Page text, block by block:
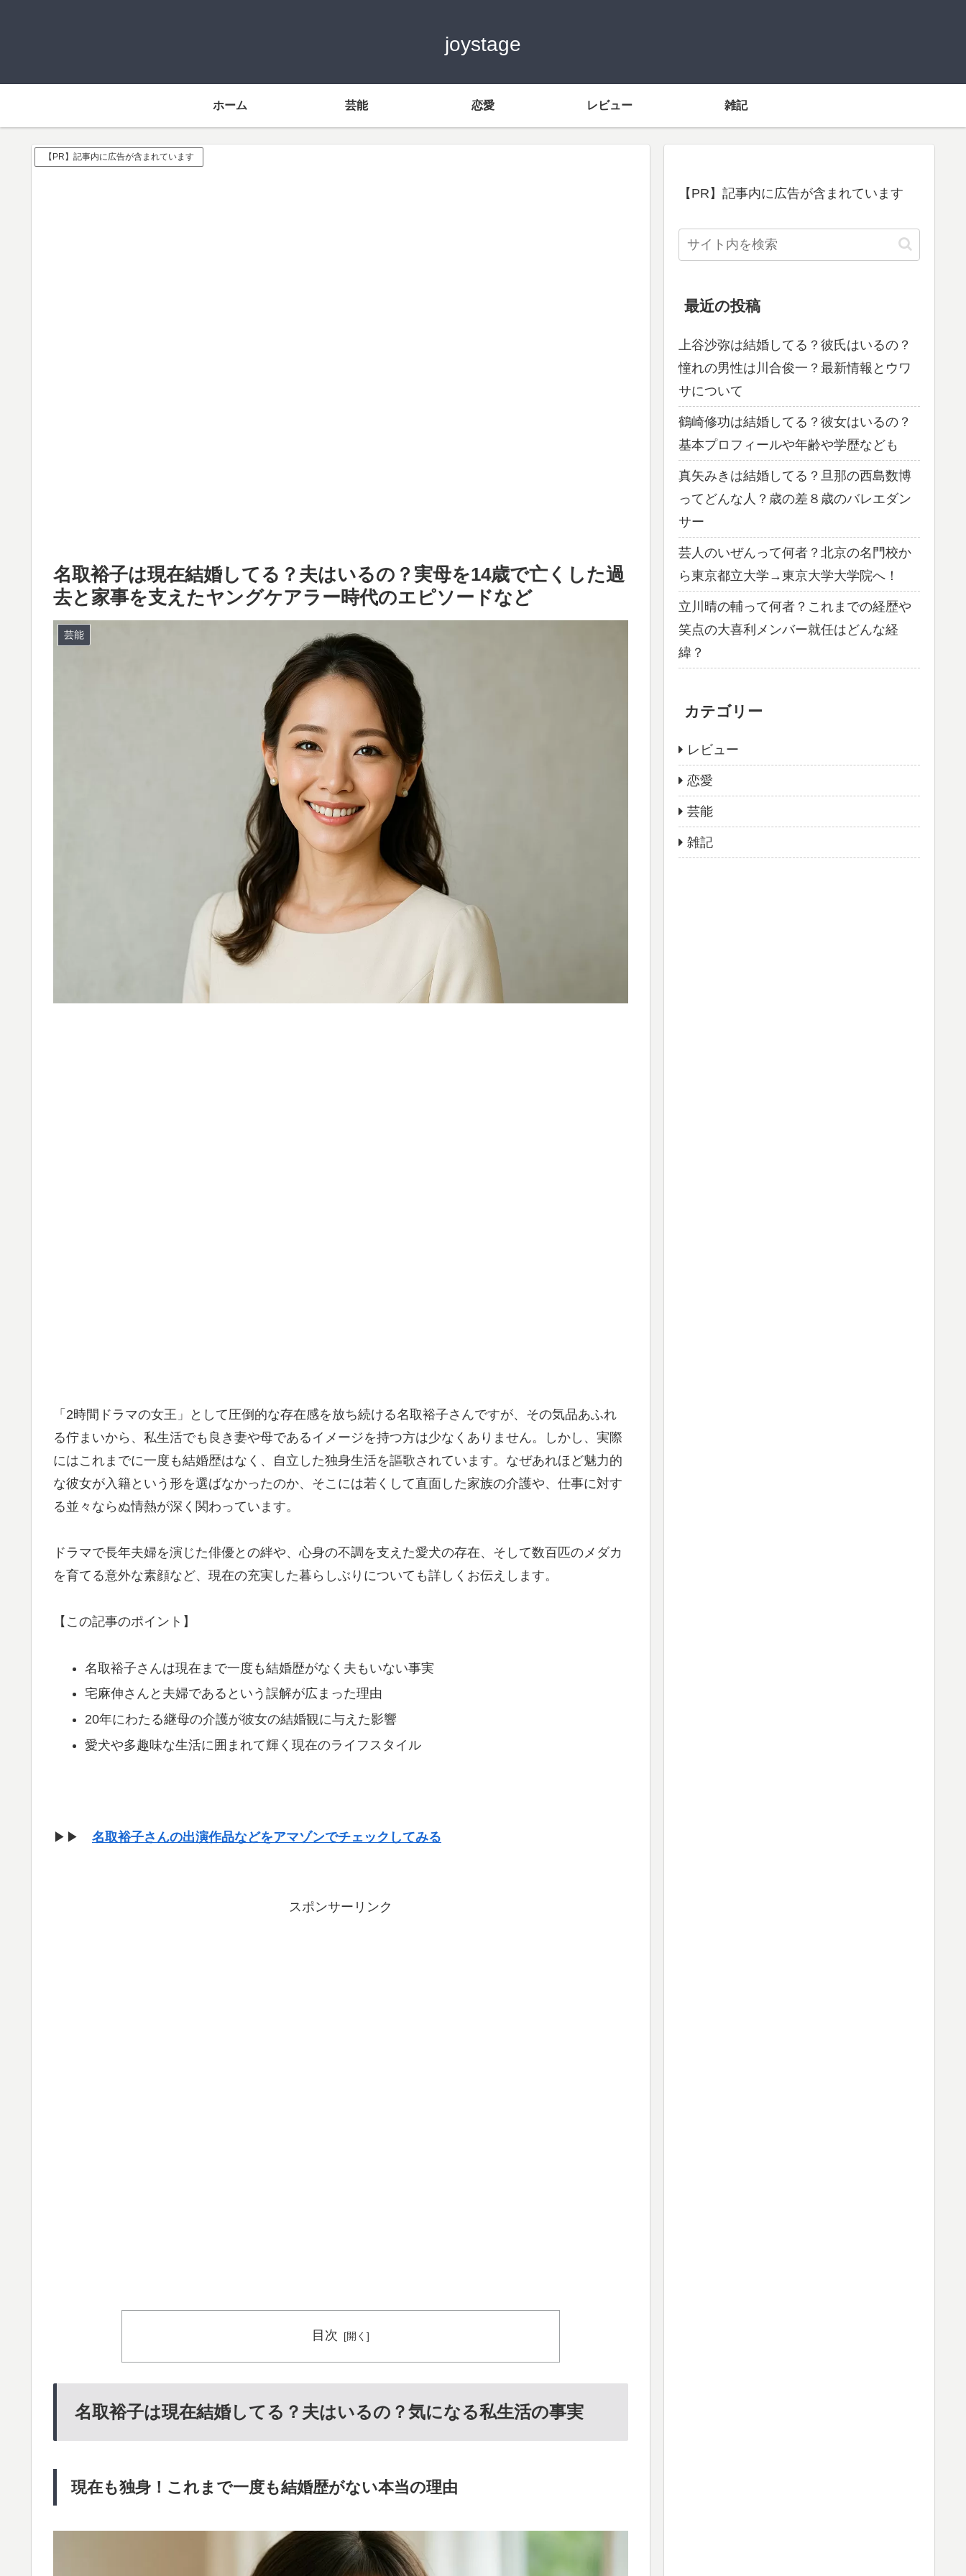
joystage
ホーム 芸能 恋愛 レビュー 雑記
【PR】記事内に広告が含まれています
名取裕子は現在結婚してる？夫はいるの？実母を14歳で亡くした過
去と家事を支えたヤングケアラー時代のエピソードなど
芸能
「2時間ドラマの女王」として圧倒的な存在感を放ち続ける名取裕子さんですが、その気品あふれ
る佇まいから、私生活でも良き妻や母であるイメージを持つ方は少なくありません。しかし、実際
にはこれまでに一度も結婚歴はなく、自立した独身生活を謳歌されています。なぜあれほど魅力的
な彼女が入籍という形を選ばなかったのか、そこには若くして直面した家族の介護や、仕事に対す
る並々ならぬ情熱が深く関わっています。
ドラマで長年夫婦を演じた俳優との絆や、心身の不調を支えた愛犬の存在、そして数百匹のメダカ
を育てる意外な素顔など、現在の充実した暮らしぶりについても詳しくお伝えします。
【この記事のポイント】
名取裕子さんは現在まで一度も結婚歴がなく夫もいない事実
宅麻伸さんと夫婦であるという誤解が広まった理由
20年にわたる継母の介護が彼女の結婚観に与えた影響
愛犬や多趣味な生活に囲まれて輝く現在のライフスタイル
▶▶ 名取裕子さんの出演作品などをアマゾンでチェックしてみる
スポンサーリンク
目次
名取裕子は現在結婚してる？夫はいるの？気になる私生活の事実
現在も独身！これまで一度も結婚歴がない本当の理由
【PR】記事内に広告が含まれています
最近の投稿
上谷沙弥は結婚してる？彼氏はいるの？
憧れの男性は川合俊一？最新情報とウワ
サについて
鶴崎修功は結婚してる？彼女はいるの？
基本プロフィールや年齢や学歴なども
真矢みきは結婚してる？旦那の西島数博
ってどんな人？歳の差８歳のバレエダン
サー
芸人のいぜんって何者？北京の名門校か
ら東京都立大学→東京大学大学院へ！
立川晴の輔って何者？これまでの経歴や
笑点の大喜利メンバー就任はどんな経
緯？
カテゴリー
レビュー
恋愛
芸能
雑記